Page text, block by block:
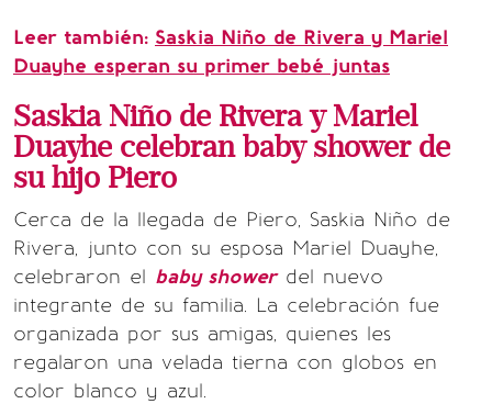
Leer también: Saskia Niño de Rivera y Mariel
Duayhe esperan su primer bebé juntas
Saskia Niño de Rivera y Mariel
Duayhe celebran baby shower de
su hijo Piero
Cerca de la llegada de Piero, Saskia Niño de
Rivera, junto con su esposa Mariel Duayhe,
celebraron el baby showerdel nuevo
integrante de su familia. La celebración fue
organizada por sus amigas, quienes les
regalaron una velada tierna con globos en
color blanco y azul.